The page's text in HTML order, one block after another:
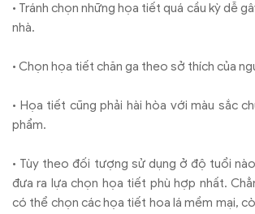
• Tránh chọn những họa tiết quá cầu kỳ dễ
nhà.
• Chọn họa tiết chăn ga theo sở thích của
• Họa tiết cũng phải hài hòa với màu sắc
phẩm.
• Tùy theo đối tượng sử dụng ở độ tuổi
đưa ra lựa chọn họa tiết phù hợp nhất.
có thể chọn các họa tiết hoa lá mềm mại,